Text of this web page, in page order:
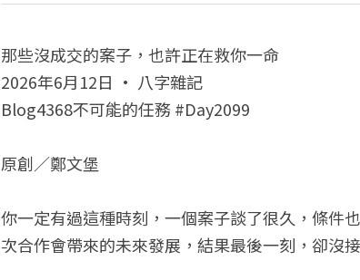
那些沒成交的案子，也許正在救你一命
2026年6月12日 · 八字雜記
Blog4368不可能的任務 #Day2099
原創／鄭文堡
你一定有過這種時刻，一個案子談了很久，條件
次合作會帶來的未來發展，結果最後一刻，卻沒接